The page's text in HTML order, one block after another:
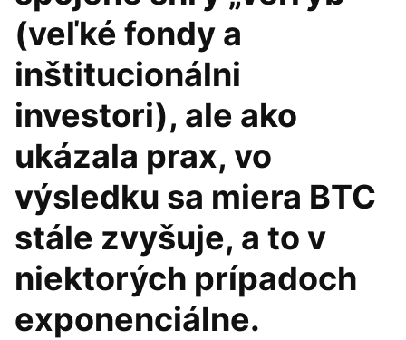
(veľké fondy a
inštitucionálni
investori), ale ako
ukázala prax, vo
výsledku sa miera BTC
stále zvyšuje, a to v
niektorých prípadoch
exponenciálne.